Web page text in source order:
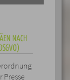
NACH